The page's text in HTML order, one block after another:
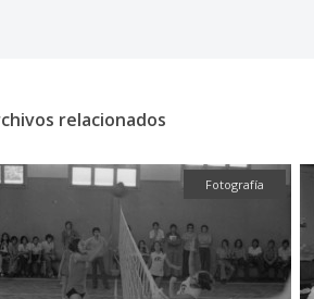
relacionados
Fotografía